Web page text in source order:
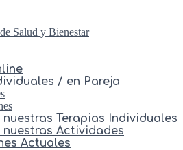
Salud y Bienestar
/ en Pareja
nuestras Terapias Individuales
nuestras Actividades
Actuales